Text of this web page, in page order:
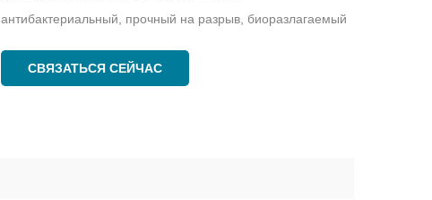
антибактериальный, прочный на разрыв, биоразлагаемый
СВЯЗАТЬСЯ СЕЙЧАС